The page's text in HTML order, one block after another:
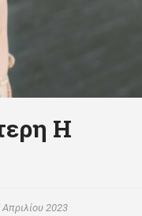
Η
Απριλίου 2023